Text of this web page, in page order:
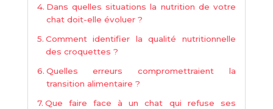
Dans quelles situations la nutrition de votre
chat doit-elle évoluer ?
Comment identifier la qualité nutritionnelle
des croquettes ?
Quelles erreurs compromettraient la
transition alimentaire ?
Que faire face à un chat qui refuse ses